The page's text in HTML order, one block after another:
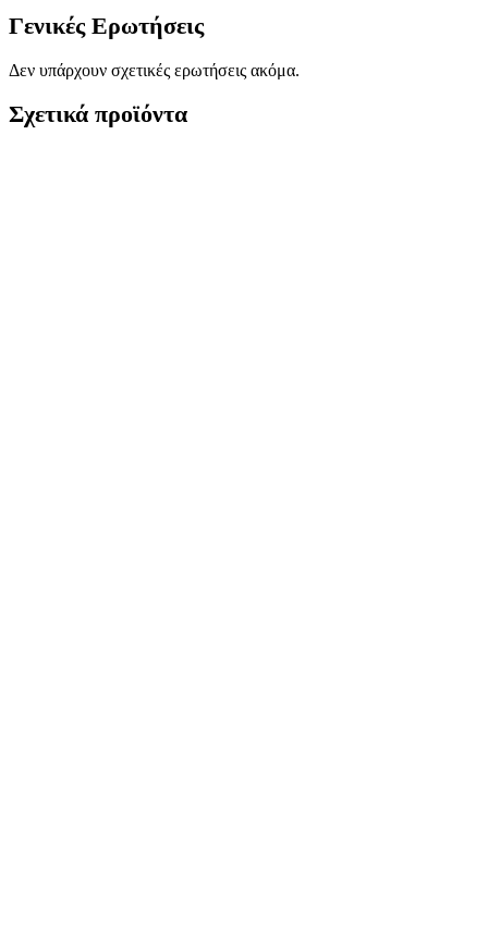
Γενικές Ερωτήσεις
Δεν υπάρχουν σχετικές ερωτήσεις ακόμα.
Σχετικά προϊόντα